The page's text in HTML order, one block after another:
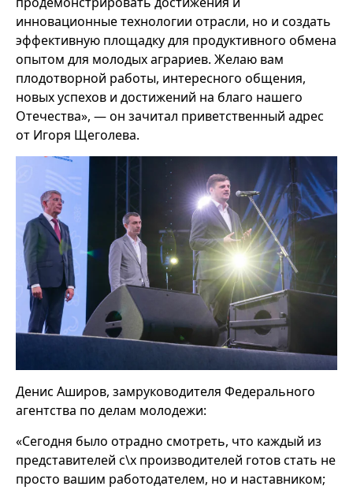
инновационные технологии отрасли, но и создать
эффективную площадку для продуктивного обмена
опытом для молодых аграриев. Желаю вам
плодотворной работы, интересного общения,
новых успехов и достижений на благо нашего
Отечества», — он зачитал приветственный адрес
от Игоря Щеголева.
Денис Аширов, замруководителя Федерального
агентства по делам молодежи:
«Сегодня было отрадно смотреть, что каждый из
представителей с\х производителей готов стать не
просто вашим работодателем, но и наставником;